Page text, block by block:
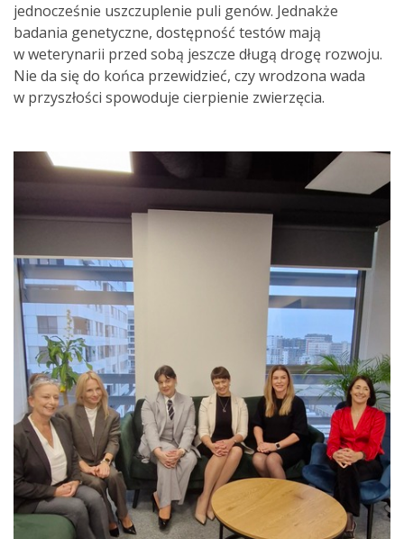
jednocześnie uszczuplenie puli genów. Jednakże
badania genetyczne, dostępność testów mają
w weterynarii przed sobą jeszcze długą drogę rozwoju.
Nie da się do końca przewidzieć, czy wrodzona wada
w przyszłości spowoduje cierpienie zwierzęcia.